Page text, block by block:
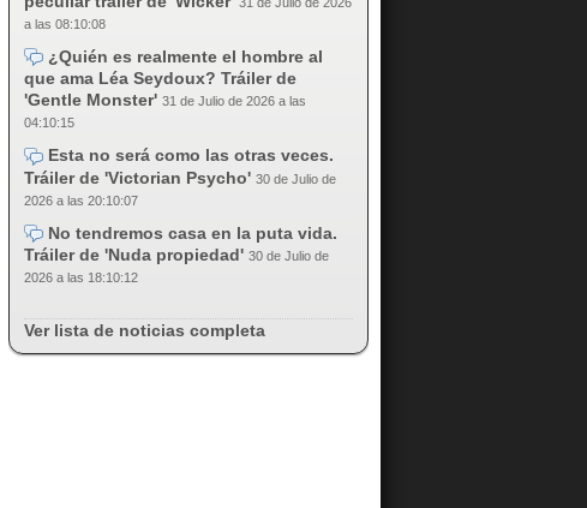
a las 08:10:08
¿Quién es realmente el hombre al
que ama Léa Seydoux? Tráiler de
'Gentle Monster' 31 de Julio de 2026 a las
04:10:15
Esta no será como las otras veces.
Tráiler de 'Victorian Psycho' 30 de Julio de
2026 a las 20:10:07
No tendremos casa en la puta vida.
Tráiler de 'Nuda propiedad' 30 de Julio de
2026 a las 18:10:12
Ver lista de noticias completa